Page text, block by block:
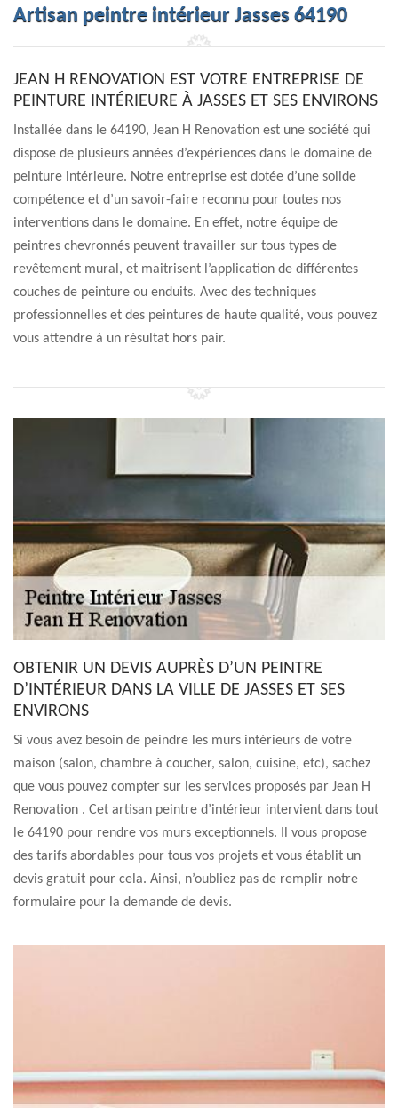
Artisan peintre intérieur Jasses 64190
JEAN H RENOVATION EST VOTRE ENTREPRISE DE
PEINTURE INTÉRIEURE À JASSES ET SES ENVIRONS
Installée dans le 64190, Jean H Renovation est une société qui
dispose de plusieurs années d’expériences dans le domaine de
peinture intérieure. Notre entreprise est dotée d’une solide
compétence et d’un savoir-faire reconnu pour toutes nos
interventions dans le domaine. En effet, notre équipe de
peintres chevronnés peuvent travailler sur tous types de
revêtement mural, et maitrisent l’application de différentes
couches de peinture ou enduits. Avec des techniques
professionnelles et des peintures de haute qualité, vous pouvez
vous attendre à un résultat hors pair.
OBTENIR UN DEVIS AUPRÈS D’UN PEINTRE
D’INTÉRIEUR DANS LA VILLE DE JASSES ET SES
ENVIRONS
Si vous avez besoin de peindre les murs intérieurs de votre
maison (salon, chambre à coucher, salon, cuisine, etc), sachez
que vous pouvez compter sur les services proposés par Jean H
Renovation . Cet artisan peintre d’intérieur intervient dans tout
le 64190 pour rendre vos murs exceptionnels. Il vous propose
des tarifs abordables pour tous vos projets et vous établit un
devis gratuit pour cela. Ainsi, n’oubliez pas de remplir notre
formulaire pour la demande de devis.